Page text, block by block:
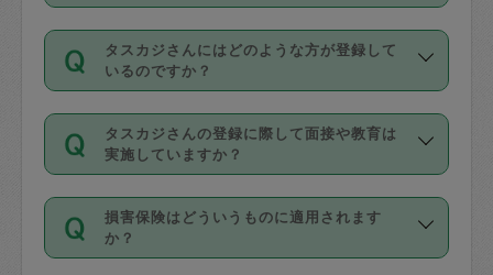
なお、タスカジさんの交通費も、依頼料
金のご請求と合わせてお支払いとなりま
動計算で表示されます。
（例：毎週定期の場合は３回以上のキャ
ンセルが有償（1200円、隔週定期の場合
は２回以上のキャンセルが有償（1200
・ＡＭ ９時～１２時
・ＰＭ １３時～１６時
・夜 １８時～２１時
開始時間を２時間前後変更することが可
能です。依頼送信後、個別にタスカジさ
んにメッセージを送り調整してくださ
い。ただし、２時間を越えての調整はで
掃除、整理収納、洗濯、買い物、料理、
作り置きです。タスカジさんによってで
きる仕事の範囲が異なりますので、依頼
する前にタスカジさんのプロフィールで
確認してください。
基本的に、高所での作業や危険作業、屋
外での作業は対象外です。
タスカジさんにはどのような方が登録して
いるのですか？
主婦として長年の家事経験をお持ちの
方、栄養士・調理師といった資格者で保
育園や学校の給食やレストランで料理関
係の専門職に従事されていた方、日本で
すでにハウスキーパーや英語の先生とし
てお仕事をしているフィリピン出身の
タスカジさんの登録に際して面接や教育は
実施していますか？
応募の際に、各自事務局との面接と説明
を行っています。その後、身分証明書の
写真提出をしていただいています。外国
損害保険はどういうものに適用されます
か？